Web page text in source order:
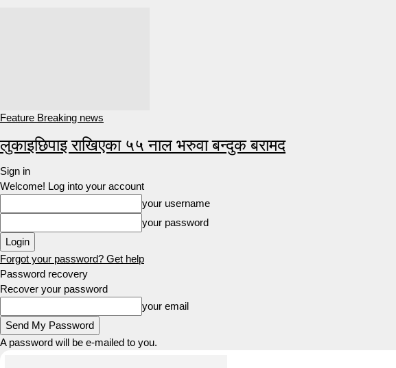
Feature Breaking news
लुकाइछिपाइ राखिएका ५५ नाल भरुवा बन्दुक बरामद
Sign in
Welcome! Log into your account
your username
your password
Forgot your password? Get help
Password recovery
Recover your password
your email
A password will be e-mailed to you.